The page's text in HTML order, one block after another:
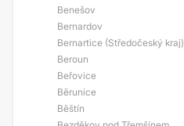
Benešov
Bernardov
Bernartice (Středočeský kraj)
Beroun
Beřovice
Běrunice
Běštín